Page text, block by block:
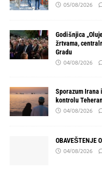
05/08/2026
Godišnjica
žrtvama,
Gradu
04/08/2026
Sporazum Irana
kontrolu
04/08/2026
OBAVEŠTENJE
04/08/2026